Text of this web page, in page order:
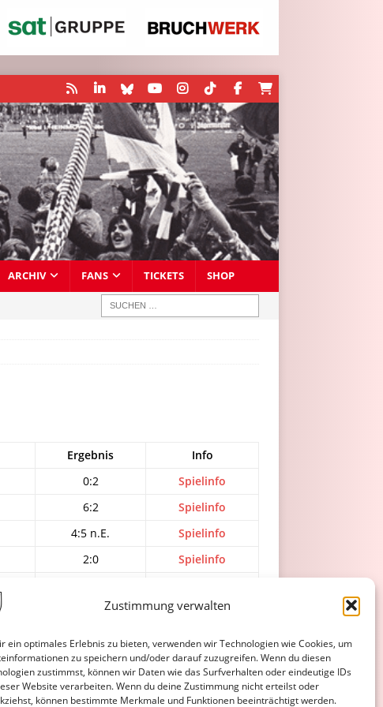
Zustimmung verwalten
ein optimales Erlebnis zu bieten, verwenden wir Technologien wie Cookies, um
zu speichern und/oder darauf zuzugreifen. Wenn du diesen
zustimmst, können wir Daten wie das Surfverhalten oder eindeutige IDs
Website verarbeiten. Wenn du deine Zustimmung nicht erteilst oder
können bestimmte Merkmale und Funktionen beeinträchtigt werden.
ARCHIV FANS TICKETS SHOP
Ergebnis
Info
0:2
Spielinfo
6:2
Spielinfo
4:5 n.E.
Spielinfo
2:0
Spielinfo
DATENSCHUTZERKLÄRUNG COOKIE-RICHTLINIE (EU)